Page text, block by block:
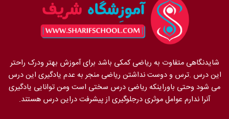
شایدنگاهی متفاوت به ریاضی کمکی باشد برای آموزش بهتر ودرک راحتر
این درس .ترس و دوست نداشتن ریاضی منجر به عدم یادگیری این درس
می شود وحتی باوراینکه ریاضی درس سختی است ومن توانایی یادگیری
آنرا ندارم عوامل موثری درجلوگیری از پیشرفت دراین درس هستند.